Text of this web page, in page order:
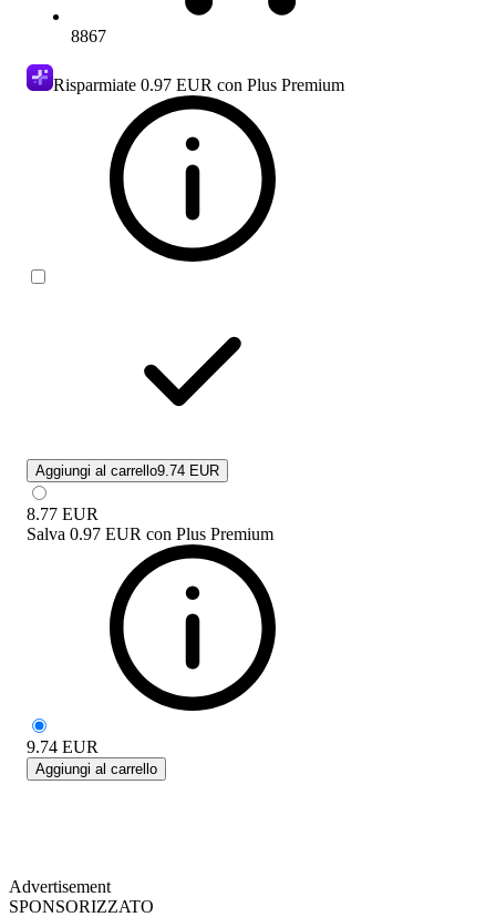
8867
Risparmiate 0.97 EUR con Plus Premium
Aggiungi al carrello9.74 EUR
8.77 EUR
Salva 0.97 EUR con Plus Premium
9.74 EUR
Aggiungi al carrello
Advertisement
SPONSORIZZATO